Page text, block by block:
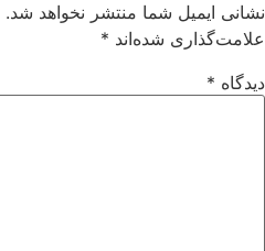
نشانی ایمیل شما منتشر نخواهد شد.
علامت‌گذاری شده‌اند *
دیدگاه *